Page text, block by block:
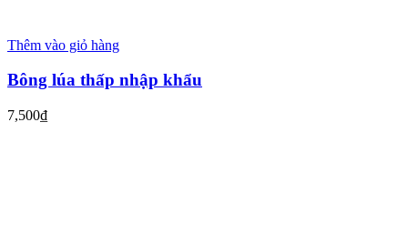
Thêm vào giỏ hàng
Bông lúa thấp nhập khẩu
7,500₫